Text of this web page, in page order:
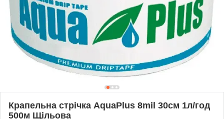
Крапельна стрічка AquaPlus 8mil 30см 1л/год
500м Щільова